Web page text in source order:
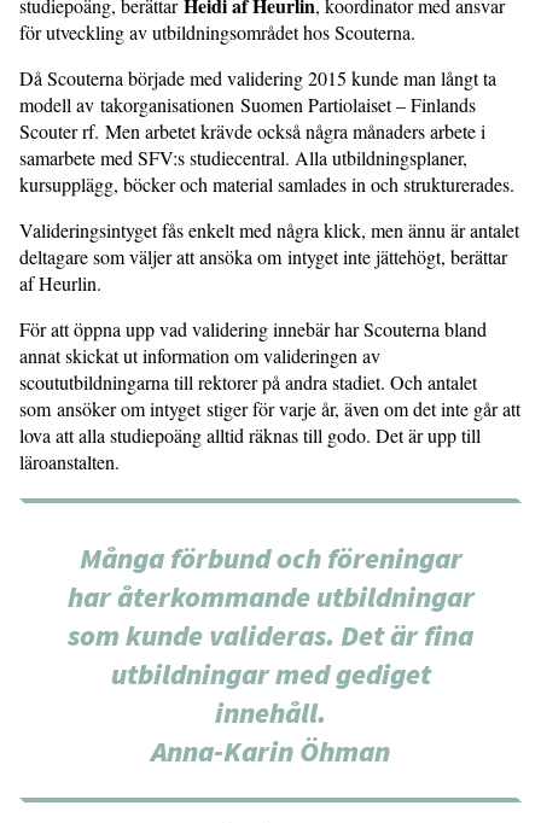
studiepoäng, berättar
, koordinator med ansvar
för utveckling av utbildningsområdet hos Scouterna.
Då Scouterna började med validering 2015 kunde man långt ta
modell av takorganisationen Suomen Partiolaiset – Finlands
Scouter rf. Men arbetet krävde också några månaders arbete i
samarbete med SFV:s studiecentral. Alla utbildningsplaner,
kursupplägg, böcker och material samlades in och strukturerades.
Valideringsintyget fås enkelt med några klick, men ännu är antalet
deltagare som väljer att ansöka om intyget inte jättehögt, berättar
af Heurlin.
För att öppna upp vad validering innebär har Scouterna bland
annat skickat ut information om valideringen av
scoututbildningarna till rektorer på andra stadiet. Och antalet
som ansöker om intyget stiger för varje år, även om det inte går att
lova att alla studiepoäng alltid räknas till godo. Det är upp till
läroanstalten.
Många förbund och föreningar
har återkommande utbildningar
som kunde valideras. Det är fina
utbildningar med gediget
innehåll.
Anna-Karin Öhman